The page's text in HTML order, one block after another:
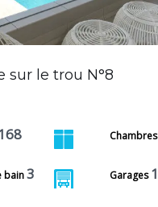
sur le trou N°8
Chambres
bain3 Garages 1